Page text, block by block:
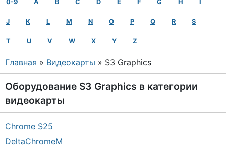
0-9 A B C D E F G H I
J K L M N O P Q R S
T U V W X Y Z
Главная » Видеокарты » S3 Graphics
Оборудование S3 Graphics в категории
видеокарты
Chrome S25
DeltaChromeM